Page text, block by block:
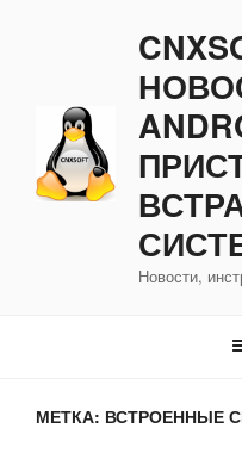
Новости,
МЕТКА: ВСТРОЕННЫЕ